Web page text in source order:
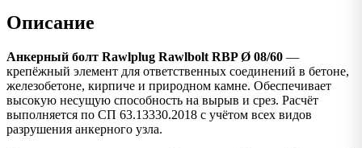
Описание
Анкерный болт Rawlplug Rawlbolt RBP Ø 08/60 —
крепёжный элемент для ответственных соединений в бетоне,
железобетоне, кирпиче и природном камне. Обеспечивает
высокую несущую способность на вырыв и срез. Расчёт
выполняется по СП 63.13330.2018 с учётом всех видов
разрушения анкерного узла.